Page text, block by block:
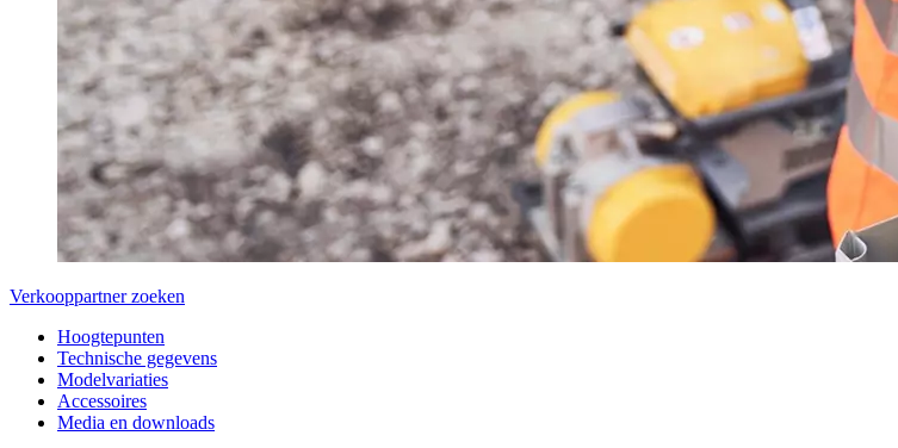
Verkooppartner zoeken
Hoogtepunten
Technische gegevens
Modelvariaties
Accessoires
Media en downloads